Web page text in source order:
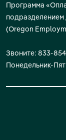
Программа
подразделением
(Oregon
Звоните: 833-
Понедельник-